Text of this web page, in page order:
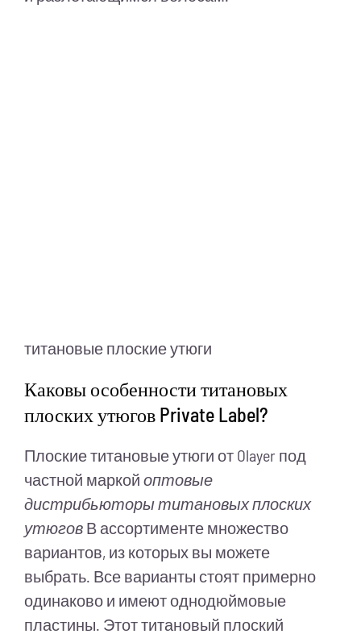
титановые плоские утюги
Каковы особенности титановых
плоских утюгов Private Label?
Плоские титановые утюги от Olayer под
частной маркой оптовые
дистрибьюторы титановых плоских
утюговВ ассортименте множество
вариантов, из которых вы можете
выбрать. Все варианты стоят примерно
одинаково и имеют однодюймовые
пластины. Этот титановый плоский